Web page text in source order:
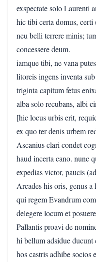
exspectate solo Laurenti
hic tibi certa domus, certi
neu belli terrere minis;
concessere deum.
iamque tibi, ne vana
litoreis ingens inventa
triginta capitum fetus
alba solo recubans, albi
[hic locus urbis erit,
ex quo ter denis urbem
Ascanius clari condet
haud incerta cano. nunc
expedias victor, paucis
Arcades his oris, genus a
qui regem Evandrum
delegere locum et
Pallantis proavi de
hi bellum adsidue ducunt
hos castris adhibe socios